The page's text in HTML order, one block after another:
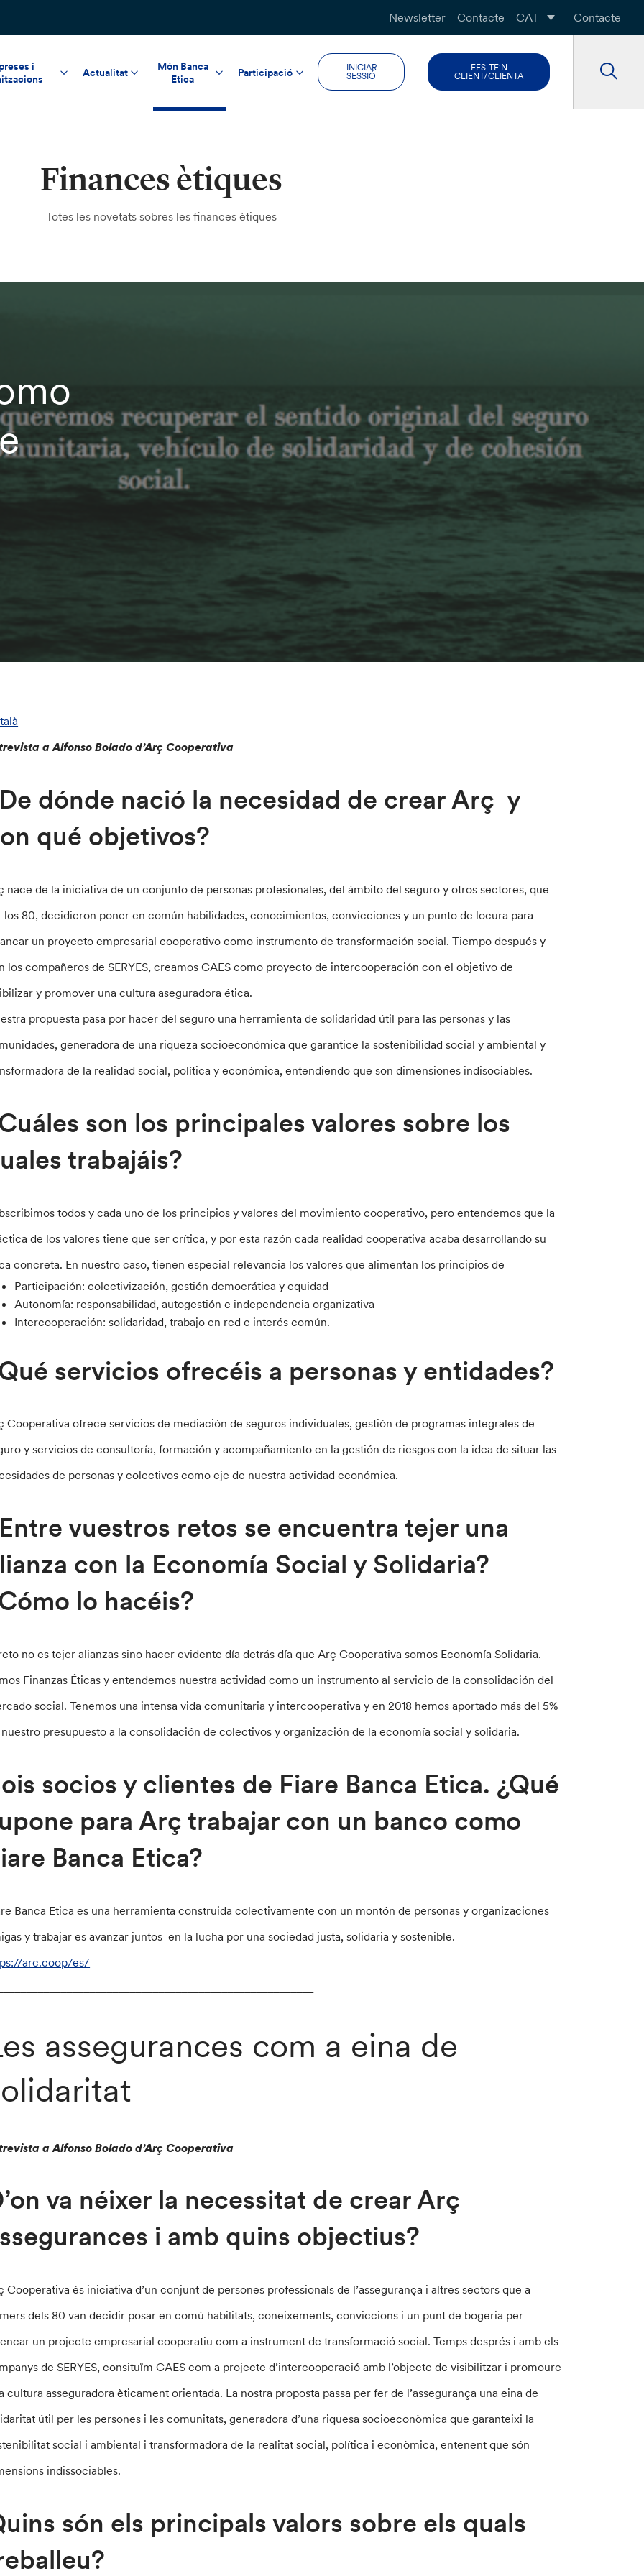
Newsletter Contacte CAT Contacte
i
Actualitat
Món Banca
Etica
Participació
INICIAR
SESSIÓ
FES-TE'N
CLIENT/CLIENTA
Finances ètiques
Totes les novetats sobres les finances ètiques
a Alfonso Bolado d’Arç Cooperativa
dónde nació la necesidad de crear Arç y
qué objetivos?
nace de la iniciativa de un conjunto de personas profesionales, del ámbito del seguro y otros sectores, que
80, decidieron poner en común habilidades, conocimientos, convicciones y un punto de locura para
un proyecto empresarial cooperativo como instrumento de transformación social. Tiempo después y
los compañeros de SERYES, creamos CAES como proyecto de intercooperación con el objetivo de
y promover una cultura aseguradora ética.
propuesta pasa por hacer del seguro una herramienta de solidaridad útil para las personas y las
generadora de una riqueza socioeconómica que garantice la sostenibilidad social y ambiental y
de la realidad social, política y económica, entendiendo que son dimensiones indisociables.
son los principales valores sobre los
trabajáis?
todos y cada uno de los principios y valores del movimiento cooperativo, pero entendemos que la
de los valores tiene que ser crítica, y por esta razón cada realidad cooperativa acaba desarrollando su
concreta. En nuestro caso, tienen especial relevancia los valores que alimentan los principios de
Participación: colectivización, gestión democrática y equidad
Autonomía: responsabilidad, autogestión e independencia organizativa
Intercooperación: solidaridad, trabajo en red e interés común.
servicios ofrecéis a personas y entidades?
Cooperativa ofrece servicios de mediación de seguros individuales, gestión de programas integrales de
y servicios de consultoría, formación y acompañamiento en la gestión de riesgos con la idea de situar las
de personas y colectivos como eje de nuestra actividad económica.
vuestros retos se encuentra tejer una
con la Economía Social y Solidaria?
lo hacéis?
no es tejer alianzas sino hacer evidente día detrás día que Arç Cooperativa somos Economía Solidaria.
Finanzas Éticas y entendemos nuestra actividad como un instrumento al servicio de la consolidación del
social. Tenemos una intensa vida comunitaria y intercooperativa y en 2018 hemos aportado más del 5%
presupuesto a la consolidación de colectivos y organización de la economía social y solidaria.
socios y clientes de Fiare Banca Etica. ¿Qué
para Arç trabajar con un banco como
Banca Etica?
Banca Etica es una herramienta construida colectivamente con un montón de personas y organizaciones
y trabajar es avanzar juntos en la lucha por una sociedad justa, solidaria y sostenible.
arc.coop/es/
assegurances com a eina de
a Alfonso Bolado d’Arç Cooperativa
va néixer la necessitat de crear Arç
i amb quins objectius?
Cooperativa és iniciativa d’un conjunt de persones professionals de l’assegurança i altres sectors que a
dels 80 van decidir posar en comú habilitats, coneixements, conviccions i un punt de bogeria per
un projecte empresarial cooperatiu com a instrument de transformació social. Temps després i amb els
de SERYES, consituïm CAES com a projecte d’intercooperació amb l’objecte de visibilitzar i promoure
cultura asseguradora èticament orientada. La nostra proposta passa per fer de l’assegurança una eina de
útil per les persones i les comunitats, generadora d’una riquesa socioeconòmica que garanteixi la
social i ambiental i transformadora de la realitat social, política i econòmica, entenent que són
indissociables.
són els principals valors sobre els quals